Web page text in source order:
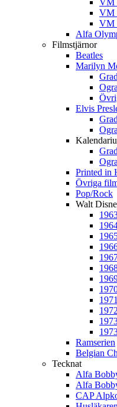
VM
VM
Alfa
Filmstjärnor
Beatles
Marilyn
Elvis
Printed in
Övriga
Pop/Rock
Walt
1971
1972
Ramserien
Belgian
Tecknat
Alfa
Alfa
CAP